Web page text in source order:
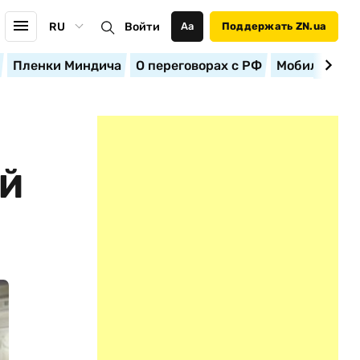
RU Войти Аа Поддержать ZN.ua
Пленки Миндича О переговорах с РФ